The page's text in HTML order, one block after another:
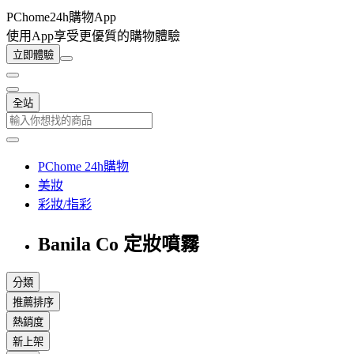
PChome24h購物App
使用App享受更優質的購物體驗
立即體驗
全站
PChome 24h購物
美妝
彩妝/指彩
Banila Co 定妝噴霧
分類
推薦排序
熱銷度
新上架